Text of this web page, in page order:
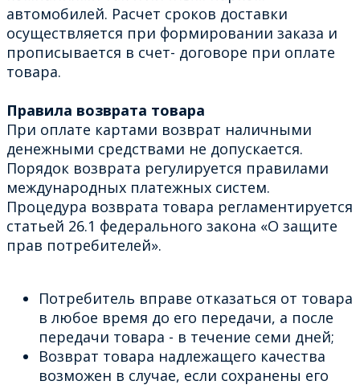
автомобилей. Расчет сроков доставки
осуществляется при формировании заказа и
прописывается в счет- договоре при оплате
товара.
Правила возврата товара
При оплате картами возврат наличными
денежными средствами не допускается.
Порядок возврата регулируется правилами
международных платежных систем.
Процедура возврата товара регламентируется
статьей 26.1 федерального закона «О защите
прав потребителей».
Потребитель вправе отказаться от товара
в любое время до его передачи, а после
передачи товара - в течение семи дней;
Возврат товара надлежащего качества
возможен в случае, если сохранены его